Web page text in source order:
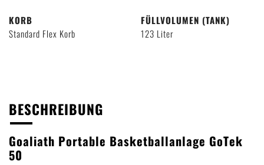
KORB
Standard Flex Korb
FÜLLVOLUMEN (TANK)
123 Liter
BESCHREIBUNG
Goaliath Portable Basketballanlage GoTek
50